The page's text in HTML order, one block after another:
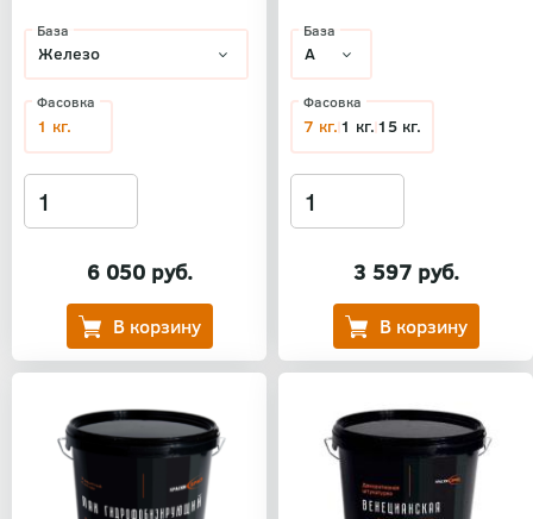
6 050 руб.
База
Фасовка
1 кг.
3 597 руб.
База
Фасовка
7 кг. 1 кг. 15 кг.